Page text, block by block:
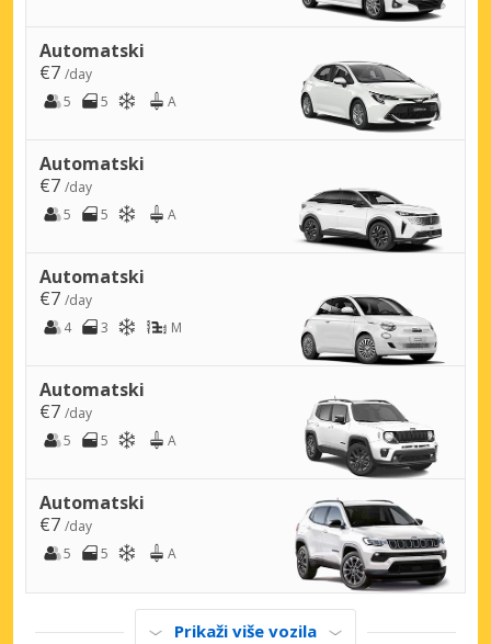
Automatski
€7 /day
5
5 A
Automatski
€7 /day
5
5 A
Automatski
€7 /day
4
3 M
Automatski
€7 /day
5
5 A
Automatski
€7 /day
5
5 A
Prikaži više vozila